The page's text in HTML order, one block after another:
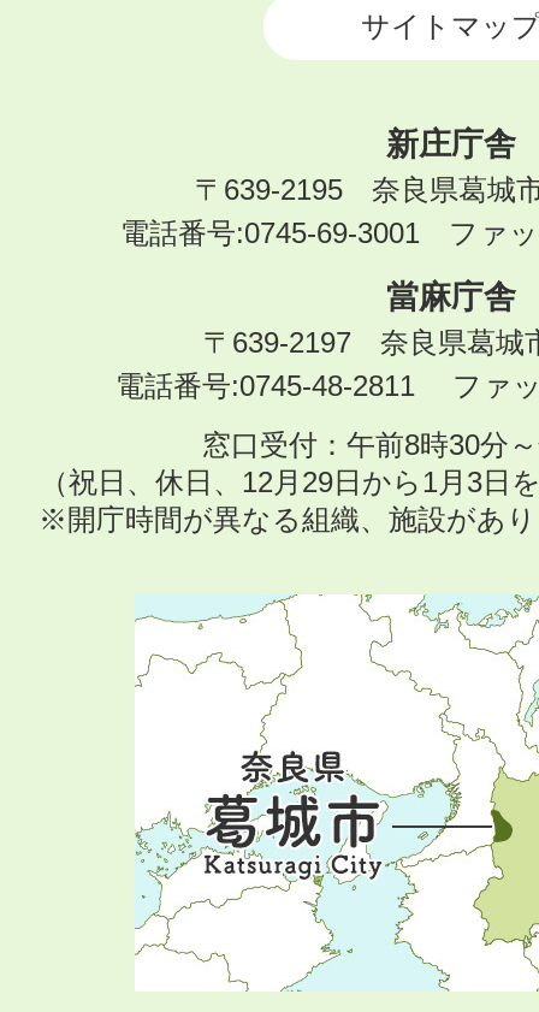
サイトマッ
新庄庁舎
〒639-2195 奈良県葛城
電話番号:0745-69-3001 ファ
當麻庁舎
〒639-2197 奈良県葛城
電話番号:0745-48-2811 ファ
窓口受付：午前8時30分
（祝日、休日、12月29日から1月3日
※開庁時間が異なる組織、施設があ